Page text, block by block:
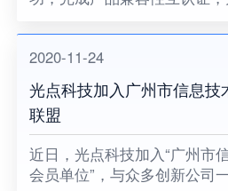
2020-11-24
光点科技加入广州市信息技
联盟
近日，光点科技加入“广州市
会员单位”，与众多创新公司